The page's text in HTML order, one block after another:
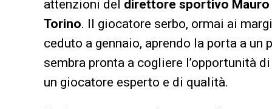
attenzioni del direttore sportivo Mauro
Torino. Il giocatore serbo, ormai ai
ceduto a gennaio, aprendo la porta a
sembra pronta a cogliere l’opportunità
un giocatore esperto e di qualità.